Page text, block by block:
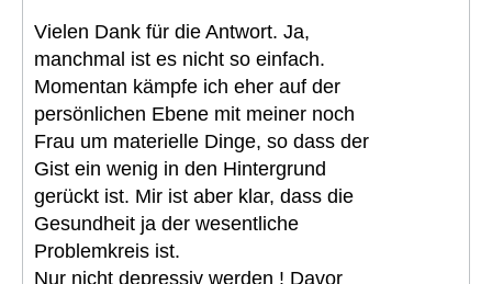
Vielen Dank für die Antwort. Ja,
manchmal ist es nicht so einfach.
Momentan kämpfe ich eher auf der
persönlichen Ebene mit meiner noch
Frau um materielle Dinge, so dass der
Gist ein wenig in den Hintergrund
gerückt ist. Mir ist aber klar, dass die
Gesundheit ja der wesentliche
Problemkreis ist.
Nur nicht depressiv werden ! Davor